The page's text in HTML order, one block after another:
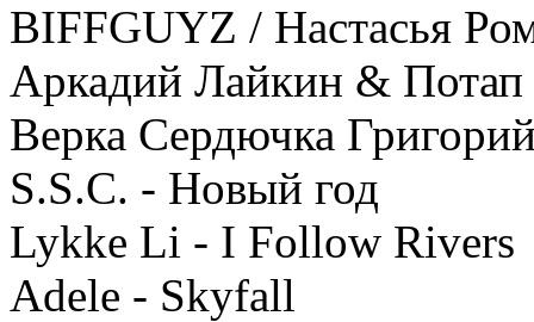
BIFFGUYZ / Настасья
Аркадий Лайкин & Потап
Верка Сердючка
S.S.C. - Новый год
Lykke Li - I Follow Rivers
Adele - Skyfall